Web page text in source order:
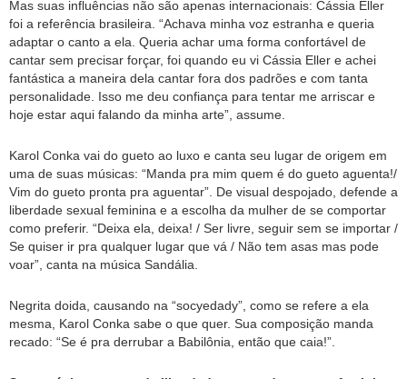
Mas suas influências não são apenas internacionais: Cássia Eller
foi a referência brasileira. “Achava minha voz estranha e queria
adaptar o canto a ela. Queria achar uma forma confortável de
cantar sem precisar forçar, foi quando eu vi Cássia Eller e achei
fantástica a maneira dela cantar fora dos padrões e com tanta
personalidade. Isso me deu confiança para tentar me arriscar e
hoje estar aqui falando da minha arte”, assume.
Karol Conka vai do gueto ao luxo e canta seu lugar de origem em
uma de suas músicas: “Manda pra mim quem é do gueto aguenta!/
Vim do gueto pronta pra aguentar”. De visual despojado, defende a
liberdade sexual feminina e a escolha da mulher de se comportar
como preferir. “Deixa ela, deixa! / Ser livre, seguir sem se importar /
Se quiser ir pra qualquer lugar que vá / Não tem asas mas pode
voar”, canta na música Sandália.
Negrita doida, causando na “socyedady”, como se refere a ela
mesma, Karol Conka sabe o que quer. Sua composição manda
recado: “Se é pra derrubar a Babilônia, então que caia!”.